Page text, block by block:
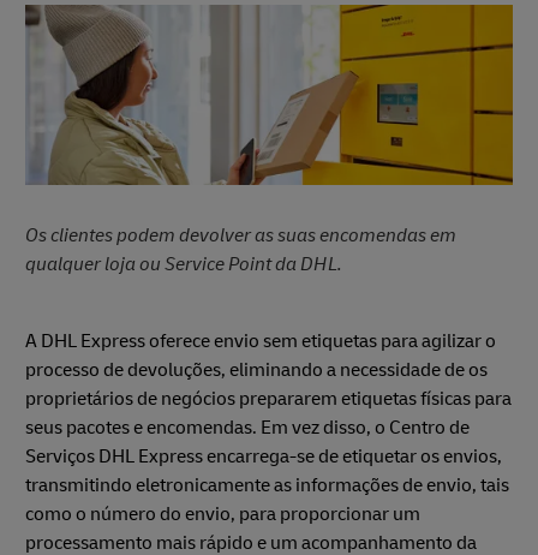
Os clientes podem devolver as suas encomendas em
qualquer loja ou Service Point da DHL.
A DHL Express oferece envio sem etiquetas para agilizar o
processo de devoluções, eliminando a necessidade de os
proprietários de negócios prepararem etiquetas físicas para
seus pacotes e encomendas. Em vez disso, o Centro de
Serviços DHL Express encarrega-se de etiquetar os envios,
transmitindo eletronicamente as informações de envio, tais
como o número do envio, para proporcionar um
processamento mais rápido e um acompanhamento da